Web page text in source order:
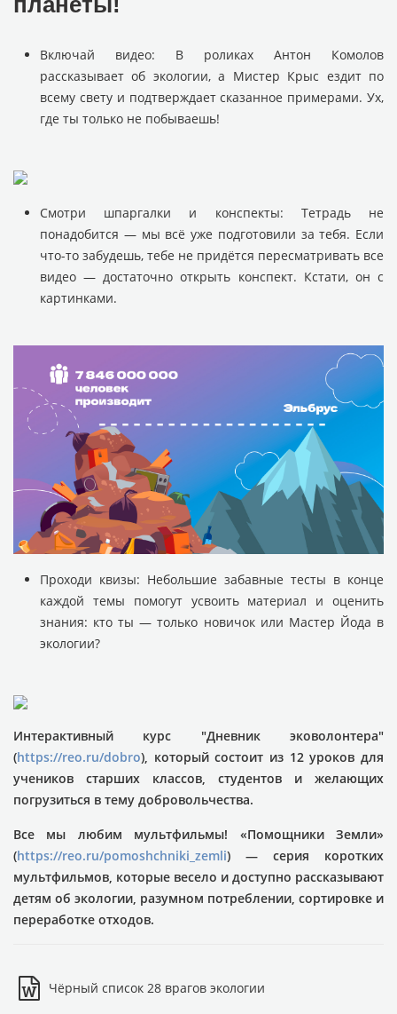
Включай видео: В роликах Антон Комолов
рассказывает об экологии, а Мистер Крыс ездит по
всему свету и подтверждает сказанное примерами. Ух,
где ты только не побываешь!
Смотри шпаргалки и конспекты: Тетрадь не
понадобится — мы всё уже подготовили за тебя. Если
что-то забудешь, тебе не придётся пересматривать все
видео — достаточно открыть конспект. Кстати, он с
картинками.
Проходи квизы: Небольшие забавные тесты в конце
каждой темы помогут усвоить материал и оценить
знания: кто ты — только новичок или Мастер Йода в
экологии?
Интерактивный курс "Дневник эковолонтера"
(https://reo.ru/dobro), который состоит из 12 уроков для
учеников старших классов, студентов и желающих
погрузиться в тему добровольчества.
Все мы любим мультфильмы! «Помощники Земли»
(https://reo.ru/pomoshchniki_zemli) — серия коротких
мультфильмов, которые весело и доступно рассказывают
детям об экологии, разумном потреблении, сортировке и
переработке отходов.
Чёрный список 28 врагов экологии